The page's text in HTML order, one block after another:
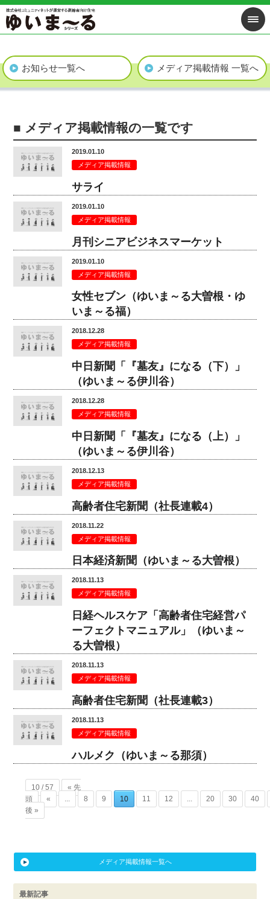
お知らせ一覧へ メディア掲載情報 一覧へ
■ メディア掲載情報の一覧です
2019.01.10
メディア掲載情報
サライ
2019.01.10
メディア掲載情報
月刊シニアビジネスマーケット
2019.01.10
メディア掲載情報
女性セブン（ゆいま～る大曽根・ゆ
いま～る福）
2018.12.28
メディア掲載情報
中日新聞「『墓友』になる（下）」
（ゆいま～る伊川谷）
2018.12.28
メディア掲載情報
中日新聞「『墓友』になる（上）」
（ゆいま～る伊川谷）
2018.12.13
メディア掲載情報
高齢者住宅新聞（社長連載4）
2018.11.22
メディア掲載情報
日本経済新聞（ゆいま～る大曽根）
2018.11.13
メディア掲載情報
日経ヘルスケア「高齢者住宅経営パ
ーフェクトマニュアル」（ゆいま～
る大曽根）
2018.11.13
メディア掲載情報
高齢者住宅新聞（社長連載3）
2018.11.13
メディア掲載情報
ハルメク（ゆいま～る那須）
10 / 57
« 先
頭
« 8 9 10 11 12 20 30
40
後 »
メディア掲載情報一覧へ
最新記事